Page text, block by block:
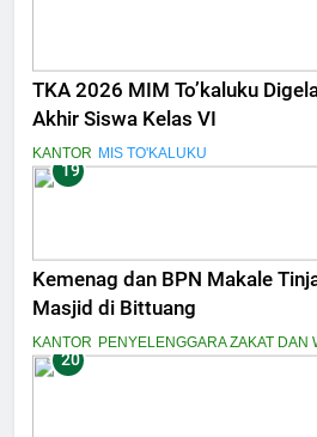
TKA 2026 MIM To’kaluku
Akhir Siswa Kelas VI
KANTOR MIS TO'KALUKU
19
Kemenag dan BPN Makale
Masjid di Bittuang
KANTOR PENYELENGGARA ZAKAT DAN
20